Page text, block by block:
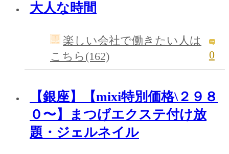
大人な時間
楽しい会社で働きたい人は
こちら(162)
0
【銀座】【mixi特別価格\２９８
０〜】まつげエクステ付け放
題・ジェルネイル